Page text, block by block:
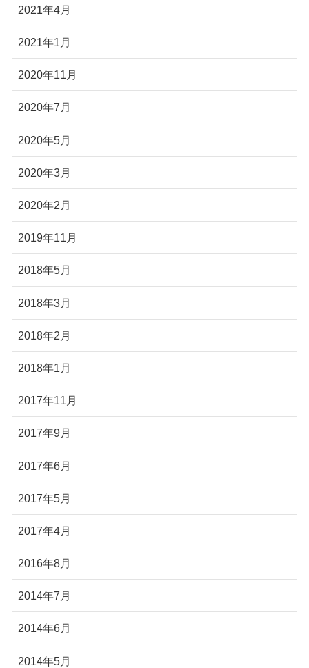
2021年4月
2021年1月
2020年11月
2020年7月
2020年5月
2020年3月
2020年2月
2019年11月
2018年5月
2018年3月
2018年2月
2018年1月
2017年11月
2017年9月
2017年6月
2017年5月
2017年4月
2016年8月
2014年7月
2014年6月
2014年5月